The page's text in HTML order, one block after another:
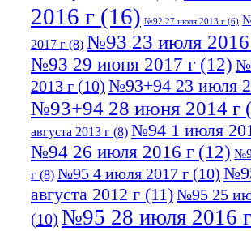
2016 г (16) №92 27 июля 2013 г (6)
2017 г (8) №93 23 июля 2016
№93 29 июня 2017 г (12)
2013 г (10) №93+94 23 июля
№93+94 28 июня 2014 г
августа 2013 г (8) №94 1 июля
№94 26 июля 2016 г (12)
г (8) №95 4 июля 2017 г (10)
августа 2012 г (11)№95 25
(10) №95 28 июля 2016 г